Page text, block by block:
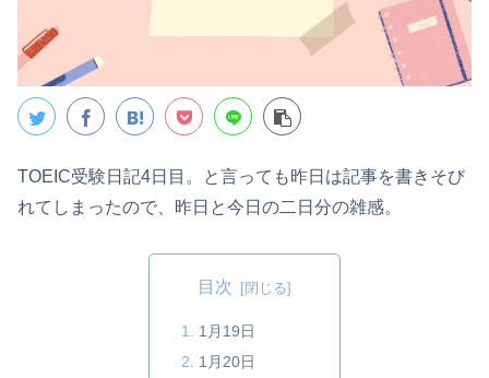
TOEIC受験日記4日目。と言っても昨日は記事を書きそび
れてしまったので、昨日と今日の二日分の雑感。
目次
1月19日
1月20日